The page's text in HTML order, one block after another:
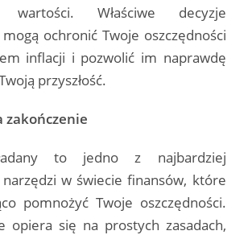
Właściwe decyzje
ochronić Twoje oszczędności
inflacji i pozwolić im naprawdę
przyszłość.
zakończenie
to jedno z najbardziej
w świecie finansów, które
pomnożyć Twoje oszczędności.
opiera się na prostych zasadach,